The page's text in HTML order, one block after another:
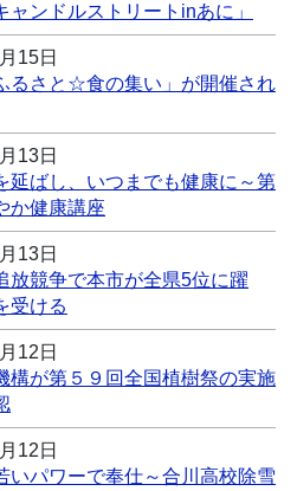
ャンドルストリートinあに」
15日
るさと☆食の集い」が開催され
13日
延ばし、いつまでも健康に～第
か健康講座
13日
放競争で本市が全県5位に躍
受ける
12日
構が第５９回全国植樹祭の実施
12日
いパワーで奉仕～合川高校除雪